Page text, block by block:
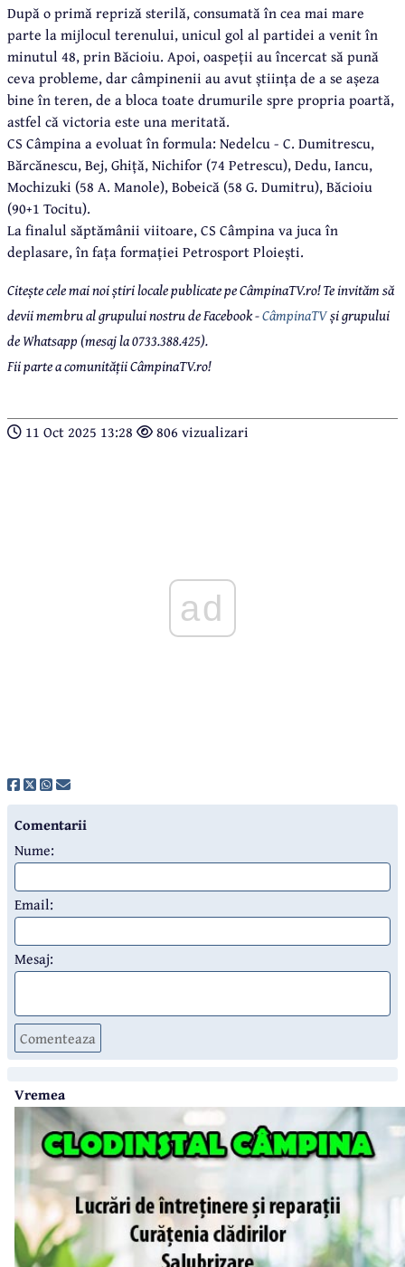
După o primă repriză sterilă, consumată în cea mai mare
parte la mijlocul terenului, unicul gol al partidei a venit în
minutul 48, prin Băcioiu. Apoi, oaspeții au încercat să pună
ceva probleme, dar câmpinenii au avut știința de a se așeza
bine în teren, de a bloca toate drumurile spre propria poartă,
astfel că victoria este una meritată.
CS Câmpina a evoluat în formula: Nedelcu - C. Dumitrescu,
Bărcănescu, Bej, Ghiță, Nichifor (74 Petrescu), Dedu, Iancu,
Mochizuki (58 A. Manole), Bobeică (58 G. Dumitru), Băcioiu
(90+1 Tocitu).
La finalul săptămânii viitoare, CS Câmpina va juca în
deplasare, în fața formației Petrosport Ploiești.
Citește cele mai noi știri locale publicate pe CâmpinaTV.ro! Te invităm să
devii membru al grupului nostru de Facebook -CâmpinaTVși grupului
de Whatsapp (mesaj la 0733.388.425).
Fii parte a comunității CâmpinaTV.ro!
11 Oct 2025 13:28 806 vizualizari
ad
Comentarii
Nume:
Email:
Mesaj:
Comenteaza
Vremea